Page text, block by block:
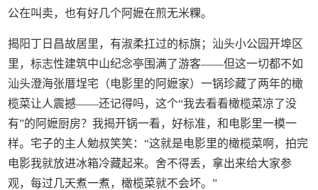
公在叫卖，也有好几个阿嬷在煎无米粿。
揭阳丁日昌故居里，有淑柔扛过的标旗；汕头小公园开埠区
里，标志性建筑中山纪念亭围满了游客——但这一切都不如
汕头澄海张厝埕宅（电影里的阿嬷家）一锅珍藏了两年的橄
榄菜让人震撼——还记得吗，这个“我去看看橄榄菜凉了没
有”的阿嬷厨房？我揭开锅一看，好标准，和电影里一模一
样。宅子的主人勉叔笑笑：“这就是电影里的橄榄菜啊，拍完
电影我就放进冰箱冷藏起来。舍不得丢，拿出来给大家参
观，每过几天煮一煮，橄榄菜就不会坏。”